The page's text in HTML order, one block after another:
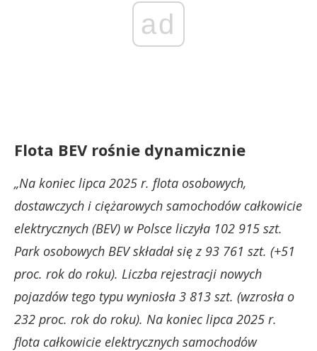
ad
Flota BEV rośnie dynamicznie
„Na koniec lipca 2025 r. flota osobowych,
dostawczych i ciężarowych samochodów całkowicie
elektrycznych (BEV) w Polsce liczyła 102 915 szt.
Park osobowych BEV składał się z 93 761 szt. (+51
proc. rok do roku). Liczba rejestracji nowych
pojazdów tego typu wyniosła 3 813 szt. (wzrosła o
232 proc. rok do roku). Na koniec lipca 2025 r.
flota całkowicie elektrycznych samochodów